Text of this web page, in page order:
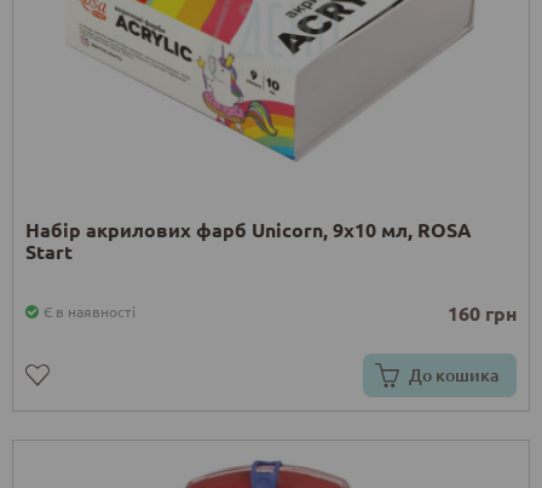
Набір акрилових фарб Unicorn, 9x10 мл, ROSA
Start
Є в наявності 160 грн
До кошика